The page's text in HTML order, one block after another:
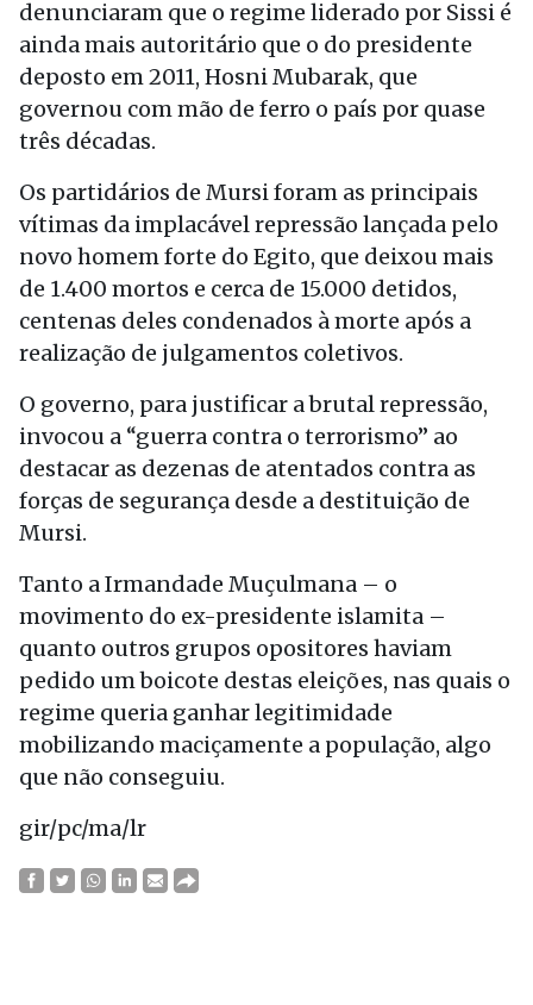
denunciaram que o regime liderado por Sissi é
ainda mais autoritário que o do presidente
deposto em 2011, Hosni Mubarak, que
governou com mão de ferro o país por quase
três décadas.
Os partidários de Mursi foram as principais
vítimas da implacável repressão lançada pelo
novo homem forte do Egito, que deixou mais
de 1.400 mortos e cerca de 15.000 detidos,
centenas deles condenados à morte após a
realização de julgamentos coletivos.
O governo, para justificar a brutal repressão,
invocou a “guerra contra o terrorismo” ao
destacar as dezenas de atentados contra as
forças de segurança desde a destituição de
Mursi.
Tanto a Irmandade Muçulmana – o
movimento do ex-presidente islamita –
quanto outros grupos opositores haviam
pedido um boicote destas eleições, nas quais o
regime queria ganhar legitimidade
mobilizando maciçamente a população, algo
que não conseguiu.
gir/pc/ma/lr